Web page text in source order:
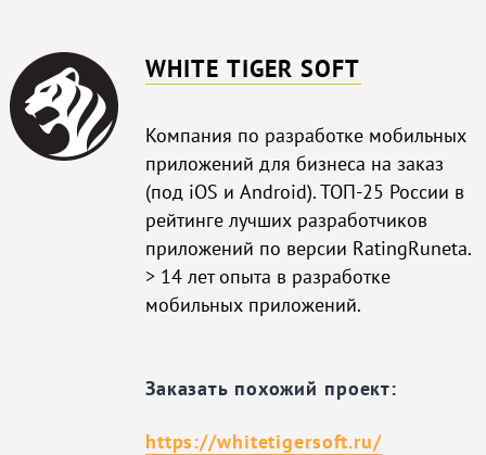
WHITE TIGER SOFT
Компания по разработке мобильных
приложений для бизнеса на заказ
(под iOS и Android). ТОП-25 России в
рейтинге лучших разработчиков
приложений по версии RatingRuneta.
> 14 лет опыта в разработке
мобильных приложений.
Заказать похожий проект:
https://whitetigersoft.ru/